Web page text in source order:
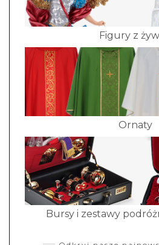
Figury z
Ornaty
Bursy i zestawy